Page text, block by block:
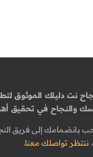
نت دليلك الموثوق
والنجاح في تحقيق
بانضمامك إلى فريق
ننتظر تواصلك معنا.